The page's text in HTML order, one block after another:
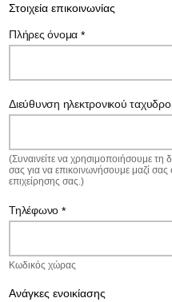
Στοιχεία επικοινωνίας
Πλήρες όνομα *
Διεύθυνση ηλεκτρονικού
(Συναινείτε να χρησιμοποιήσουμε τη
σας για να επικοινωνήσουμε μαζί σας
επιχείρησης σας.)
Τηλέφωνο *
Κωδικός χώρας
Ανάγκες ενοικίασης